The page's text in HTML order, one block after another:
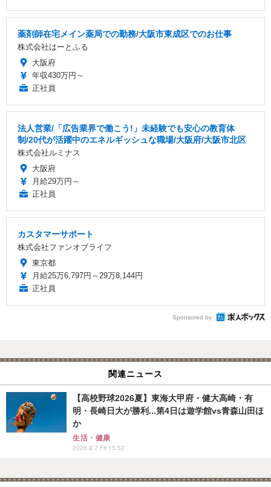
薬剤師在宅メイン薬局での勤務/大阪市東成区でのお仕事
株式会社はーとふる
大阪府
年収430万円～
正社員
法人営業/「広告業界で働こう!」未経験でも安心の教育体
制/20代が活躍中のエネルギッシュな職場/大阪府/大阪市北区
株式会社ルミナス
大阪府
月給29万円～
正社員
カスタマーサポート
株式会社ファンオブライフ
東京都
月給25万6,797円～29万8,144円
正社員
Sponsored by
関連ニュース
【高校野球2026夏】東海大甲府・健大高崎・有
明・長崎日大が勝利...第4日は遊学館vs青森山田ほ
か
生活・健康
2026.8.7 Fri 15:52